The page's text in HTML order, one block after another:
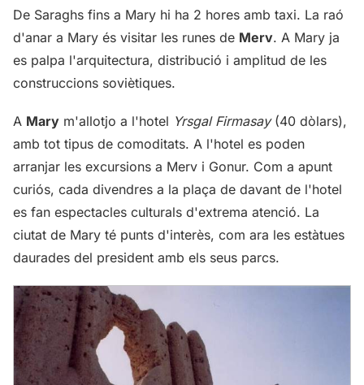
De Saraghs fins a Mary hi ha 2 hores amb taxi. La raó
d'anar a Mary és visitar les runes de Merv. A Mary ja
es palpa l'arquitectura, distribució i amplitud de les
construccions soviètiques.
A Mary m'allotjo a l'hotel Yrsgal Firmasay(40 dòlars),
amb tot tipus de comoditats. A l'hotel es poden
arranjar les excursions a Merv i Gonur. Com a apunt
curiós, cada divendres a la plaça de davant de l'hotel
es fan espectacles culturals d'extrema atenció. La
ciutat de Mary té punts d'interès, com ara les estàtues
daurades del president amb els seus parcs.